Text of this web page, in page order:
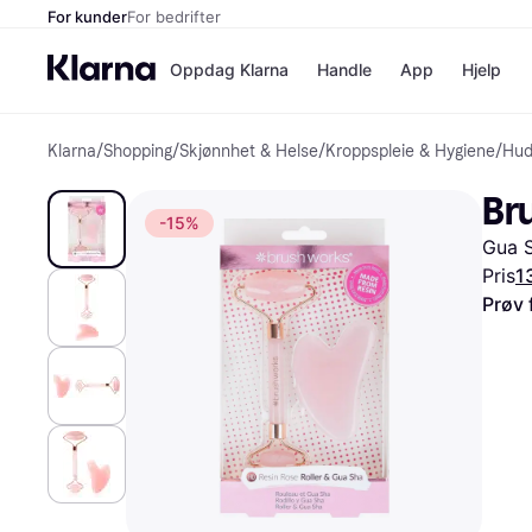
For kunderFor bedrifter
Oppdag Klarna
Betal nå
Betal i 3
Betal innen
Finansiering
Handle
Butikker
App Hjelp
Klarna/Shopping/Skjønnhet & Helse/Kroppspleie & Hygiene/
-15%
Gua
Pris
Prøv